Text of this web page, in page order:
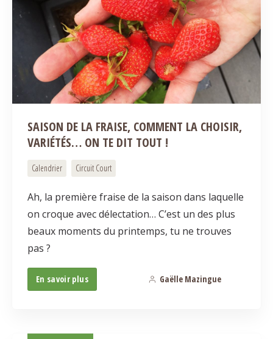
SAISON DE LA FRAISE, COMMENT LA CHOISIR,
VARIÉTÉS… ON TE DIT TOUT !
Calendrier Circuit Court
Ah, la première fraise de la saison dans laquelle
on croque avec délectation… C’est un des plus
beaux moments du printemps, tu ne trouves
pas ?
En savoir plus Gaëlle Mazingue